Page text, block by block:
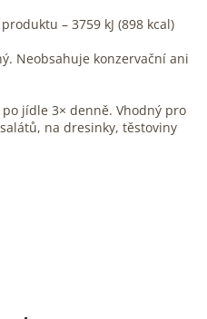
– 3759 kJ (898 kcal)
Neobsahuje konzervační ani
po jídle 3× denně. Vhodný pro
na dresinky, těstoviny